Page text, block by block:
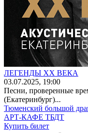
ЛЕГЕНДЫ XX ВЕКА
03.07.2025, 19:00
Песни, проверенные
(Екатеринбург)...
Тюменский большой
АРТ-КАФЕ ТБДТ
Купить билет